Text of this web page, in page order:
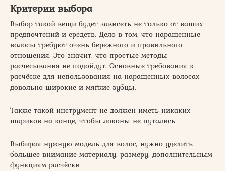
Критерии выбора
Выбор такой вещи будет зависеть не только от ваших
предпочтений и средств. Дело в том, что наращенные
волосы требуют очень бережного и правильного
отношения. Это значит, что простые методы
расчесывания не подойдут. Основные требования к
расчёске для использования на наращенных волосах —
довольно широкие и мягкие зубцы.
Также такой инструмент не должен иметь никаких
шариков на конце, чтобы локоны не путались
Выбирая нужную модель для волос, нужно уделить
большее внимание материалу, размеру, дополнительным
функциям расчёски